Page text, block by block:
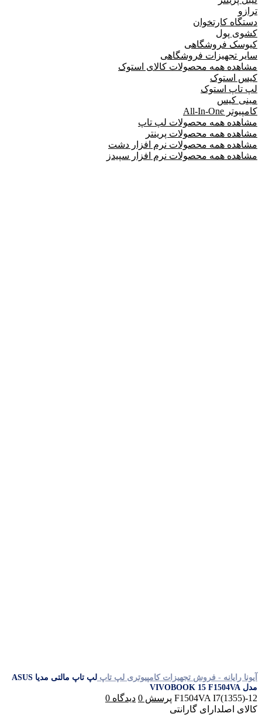
ترازو
دستگاه کارتخوان
کشوی پول
کیوسک فروشگاهی
سایر تجهیزات فروشگاهی
مشاهده همه محصولات کالای استوک
کیس استوک
لپ تاپ استوک
مینی کیس
کامپیوتر All-In-One
مشاهده همه محصولات لپ تاپ
مشاهده همه محصولات پرینتر
مشاهده همه محصولات نرم افزار دشت
مشاهده همه محصولات نرم افزار سپیدز
آیونا رایانه - فروش تجهیزات کامپیوتری لپ تاپ
لپ تاپ مالتی مدیا ASUS
مدل VIVOBOOK 15 F1504VA
F1504VA I7(1355)-12 پرسش 0 دیدگاه 0
کالای اصلدارای گارانتی